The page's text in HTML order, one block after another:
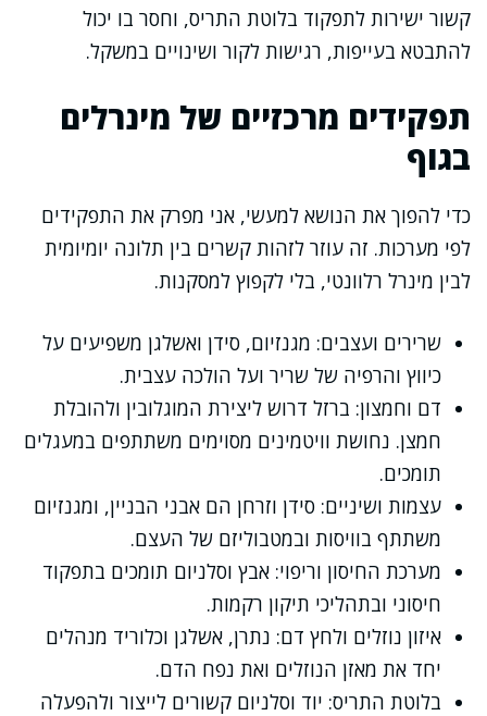
קשור ישירות לתפקוד בלוטת התריס, וחסר בו יכול
להתבטא בעייפות, רגישות לקור ושינויים במשקל.
תפקידים מרכזיים של מינרלים
בגוף
כדי להפוך את הנושא למעשי, אני מפרק את התפקידים
לפי מערכות. זה עוזר לזהות קשרים בין תלונה יומיומית
לבין מינרל רלוונטי, בלי לקפוץ למסקנות.
שרירים ועצבים: מגנזיום, סידן ואשלגן משפיעים על
כיווץ והרפיה של שריר ועל הולכה עצבית.
דם וחמצון: ברזל דרוש ליצירת המוגלובין ולהובלת
חמצן. נחושת וויטמינים מסוימים משתתפים במעגלים
תומכים.
עצמות ושיניים: סידן וזרחן הם אבני הבניין, ומגנזיום
משתתף בוויסות ובמטבוליזם של העצם.
מערכת החיסון וריפוי: אבץ וסלניום תומכים בתפקוד
חיסוני ובתהליכי תיקון רקמות.
איזון נוזלים ולחץ דם: נתרן, אשלגן וכלוריד מנהלים
יחד את מאזן הנוזלים ואת נפח הדם.
בלוטת התריס: יוד וסלניום קשורים לייצור ולהפעלה